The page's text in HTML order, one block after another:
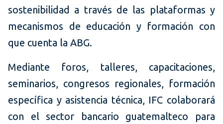
sostenibilidad a través de las plataformas y
mecanismos de educación y formación con
que cuenta la ABG.
Mediante foros, talleres, capacitaciones,
seminarios, congresos regionales, formación
específica y asistencia técnica, IFC colaborará
con el sector bancario guatemalteco para